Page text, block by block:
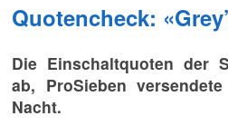
Quotencheck:
Die Einschaltquoten der
ab, ProSieben
Nacht.